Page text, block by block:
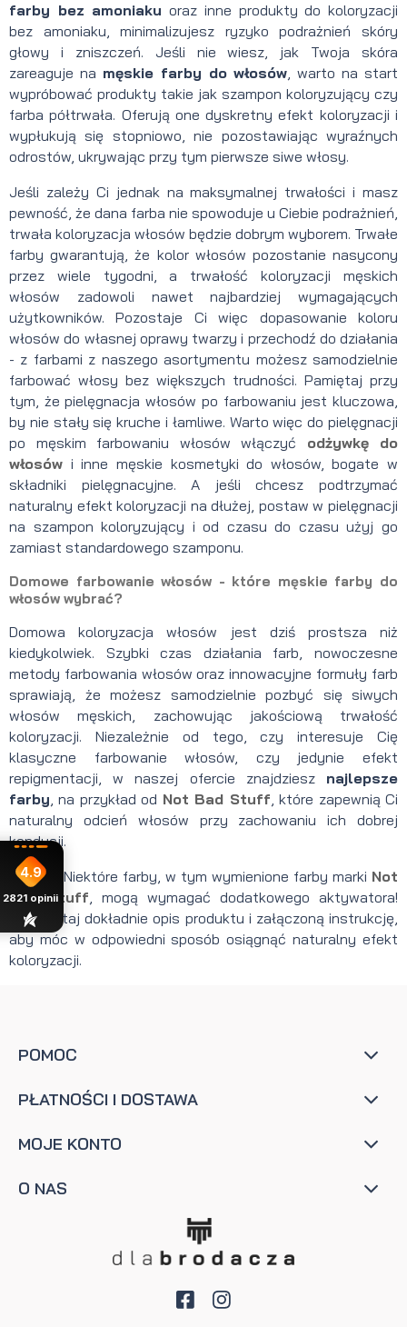
farby bez amoniaku oraz inne produkty do koloryzacji
bez amoniaku, minimalizujesz ryzyko podrażnień skóry
głowy i zniszczeń. Jeśli nie wiesz, jak Twoja skóra
zareaguje na męskie farby do włosów, warto na start
wypróbować produkty takie jak szampon koloryzujący czy
farba półtrwała. Oferują one dyskretny efekt koloryzacji i
wypłukują się stopniowo, nie pozostawiając wyraźnych
odrostów, ukrywając przy tym pierwsze siwe włosy.
Jeśli zależy Ci jednak na maksymalnej trwałości i masz
pewność, że dana farba nie spowoduje u Ciebie podrażnień,
trwała koloryzacja włosów będzie dobrym wyborem. Trwałe
farby gwarantują, że kolor włosów pozostanie nasycony
przez wiele tygodni, a trwałość koloryzacji męskich
włosów zadowoli nawet najbardziej wymagających
użytkowników. Pozostaje Ci więc dopasowanie koloru
włosów do własnej oprawy twarzy i przechodź do działania
- z farbami z naszego asortymentu możesz samodzielnie
farbować włosy bez większych trudności. Pamiętaj przy
tym, że pielęgnacja włosów po farbowaniu jest kluczowa,
by nie stały się kruche i łamliwe. Warto więc do pielęgnacji
po męskim farbowaniu włosów włączyć
odżywkę do
włosów i inne męskie kosmetyki do włosów, bogate w
składniki pielęgnacyjne. A jeśli chcesz podtrzymać
naturalny efekt koloryzacji na dłużej, postaw w pielęgnacji
na szampon koloryzujący i od czasu do czasu użyj go
zamiast standardowego szamponu.
Domowe farbowanie włosów - które męskie farby do
włosów wybrać?
Domowa koloryzacja włosów jest dziś prostsza niż
kiedykolwiek. Szybki czas działania farb, nowoczesne
metody farbowania włosów oraz innowacyjne formuły farb
sprawiają, że możesz samodzielnie pozbyć się siwych
włosów męskich, zachowując jakościową trwałość
koloryzacji. Niezależnie od tego, czy interesuje Cię
klasyczne farbowanie włosów, czy jedynie efekt
repigmentacji, w naszej ofercie znajdziesz najlepsze
farby, na przykład od Not Bad Stuff, które zapewnią Ci
naturalny odcień włosów przy zachowaniu ich dobrej
kondycji.
Ważne!
Niektóre farby, w tym wymienione farby marki Not
Bad Stuff, mogą wymagać dodatkowego aktywatora!
Przeczytaj dokładnie opis produktu i załączoną instrukcję,
aby móc w odpowiedni sposób osiągnąć naturalny efekt
koloryzacji.
POMOC
PŁATNOŚCI I DOSTAWA
MOJE KONTO
O NAS
4.9
2821 opinii